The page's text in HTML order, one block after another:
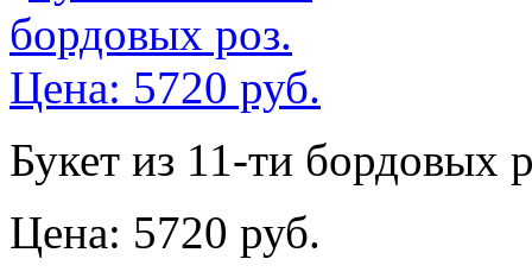
Букет из 11-ти бордовых
Цена: 5720 руб.